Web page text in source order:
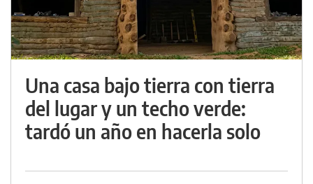
Una casa bajo tierra con tierra
del lugar y un techo verde:
tardó un año en hacerla solo